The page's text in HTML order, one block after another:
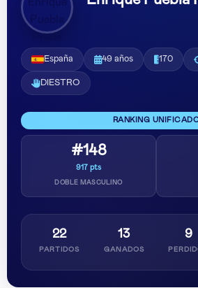
España 49 años 170
DIESTRO
RANKING
#148
917 pts
DOBLE MASCULINO
22
PARTIDOS
13
GANADOS
9